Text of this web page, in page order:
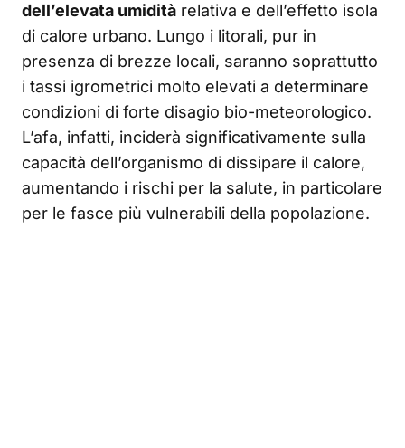
dell’elevata umidità relativa e dell’effetto isola
di calore urbano. Lungo i litorali, pur in
presenza di brezze locali, saranno soprattutto
i tassi igrometrici molto elevati a determinare
condizioni di forte disagio bio-meteorologico.
L’afa, infatti, inciderà significativamente sulla
capacità dell’organismo di dissipare il calore,
aumentando i rischi per la salute, in particolare
per le fasce più vulnerabili della popolazione.